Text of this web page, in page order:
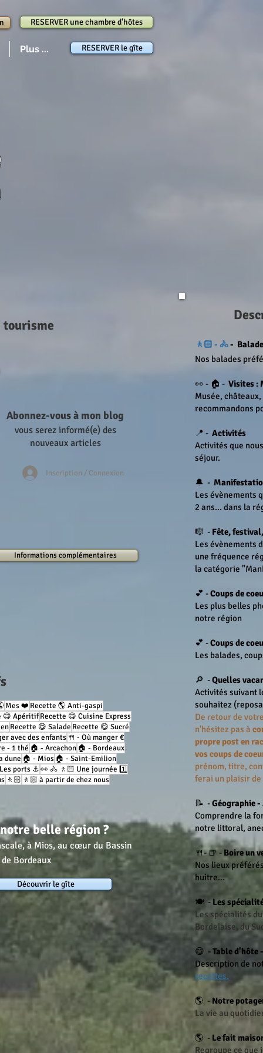
RESERVER une chambre d'hôtes
Plus ... RESERVER le gîte
Abonnez-vous à mon blog
vous serez informé(e) des
nouveaux articles
Inscription / Connexion
Informations complémentaires
tourisme
Mes ❤️ Recette 🌎 Anti-gaspi
😋 Apéritif Recette 😋 Cuisine Express
Recette 😋 Salade Recette 😋 Sucré
avec des enfants 🍴 - Où manger €
- 1 thé 🏠 - Arcachon 🏠 - Bordeaux
dune 🏠 - Mios 🏠 - Saint-Emilion
ports ⚓️👀 🚴 🚶🏻 Une journée 1️⃣
🚶🏻 🚶🏻 à partir de chez nous
belle région ?
à Mios, au cœur du Bassin
Bordeaux
Découvrir le gîte
🚶🏻 - 🚴-
Nos balades
👀 - 🏠 - Visites :
Musée,
recommandons
📍 - Activités
Activités que
séjour.
🔔 -
Les évènements
2 ans... dans la
🎼 - Fête,
Les évènements
une fréquence
la catégorie
💕 -Coups de
Les plus belles
notre région
💕 -Coups de
Les balades,
🔎 -Quelles
Activités suivant
souhaitez
De retour de
n'hésitez pas à
propre post en
vos coups de
prénom, titre,
ferai un plaisir de
📝 -Géographie
Comprendre la
notre littoral,
🍴- 🍺 - Boire un
Nos lieux
huitre...
🍽 -Les
Les spécialités
Bordelaise, du
😋 -Table d'hôte
Description de
recettes.
🌎 - Notre
La vie au
🌎 - Le fait
Regroupe ce que